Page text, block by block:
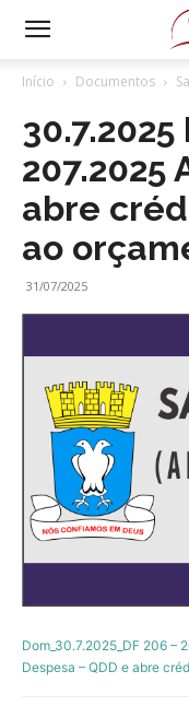
Início Documentos
30.7.2025
207.2025
abre
ao
31/07/2025
Dom_30.7.2025_DF 206 –
Despesa – QDD e abre